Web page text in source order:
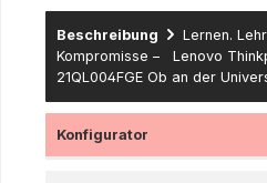
Beschreibung
Lernen.
Kompromisse – Lenovo
21QL004FGE Ob an der
Konfigurator